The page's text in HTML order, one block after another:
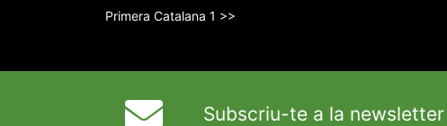
Primera Catalana 1 >>
Subscriu-te a la newsletter